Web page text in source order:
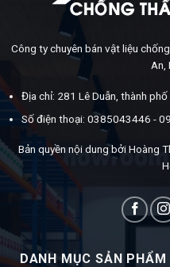
Công ty chuyên bán vật liệu
An,
Địa chỉ: 281 Lê Duẫn, thành phố
Số điện thoại: 0385043446 -
Bản quyền nội dung bởi Hoàng
DANH MỤC SẢN PHẨM